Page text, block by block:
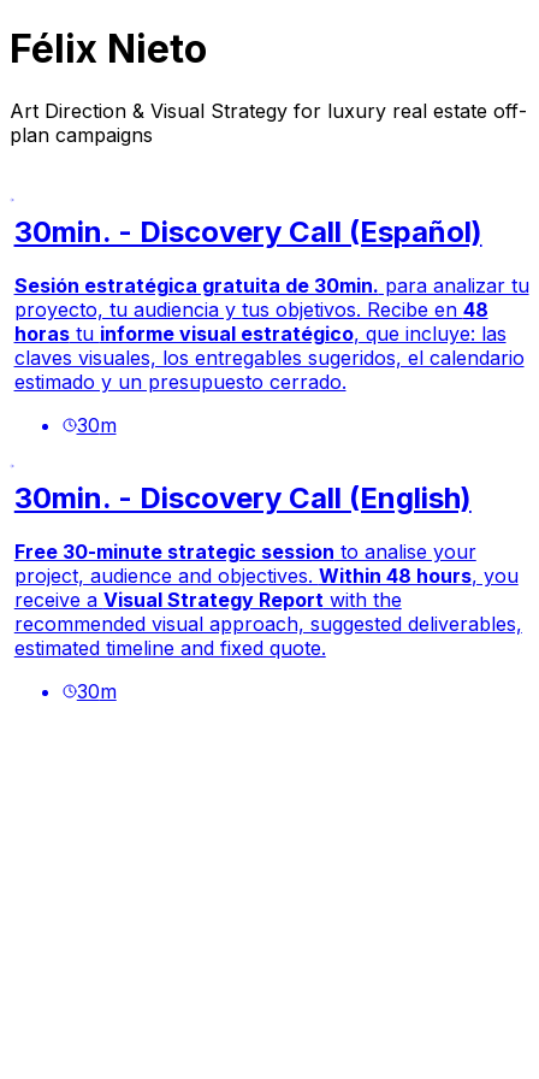
Félix Nieto
Art Direction & Visual Strategy for luxury real estate off-
plan campaigns
30min. - Discovery Call (Español)
Sesión estratégica gratuita de 30min. para analizar tu
proyecto, tu audiencia y tus objetivos. Recibe en 48
horastu informe visual estratégico, que incluye: las
claves visuales, los entregables sugeridos, el calendario
estimado y un presupuesto cerrado.
30m
30min. - Discovery Call (English)
Free 30-minute strategic session to analise your
project, audience and objectives. Within 48 hours, you
receive a Visual Strategy Report with the
recommended visual approach, suggested deliverables,
estimated timeline and fixed quote.
30m